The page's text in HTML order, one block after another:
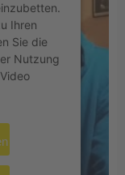
Ihren
Sie die
Nutzung